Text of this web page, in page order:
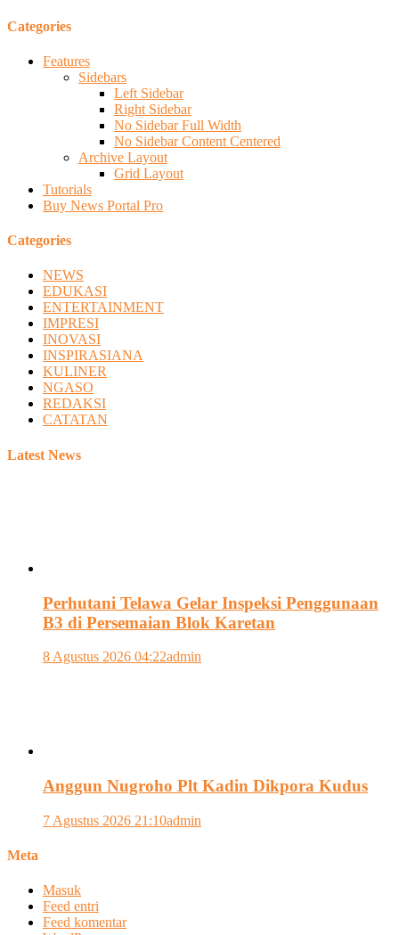
Categories
Features
Sidebars
Left Sidebar
Right Sidebar
No Sidebar Full Width
No Sidebar Content Centered
Archive Layout
Grid Layout
Tutorials
Buy News Portal Pro
Categories
NEWS
EDUKASI
ENTERTAINMENT
IMPRESI
INOVASI
INSPIRASIANA
KULINER
NGASO
REDAKSI
CATATAN
Latest News
Perhutani Telawa Gelar Inspeksi Penggunaan
B3 di Persemaian Blok Karetan
8 Agustus 2026 04:22admin
Anggun Nugroho Plt Kadin Dikpora Kudus
7 Agustus 2026 21:10admin
Meta
Masuk
Feed entri
Feed komentar